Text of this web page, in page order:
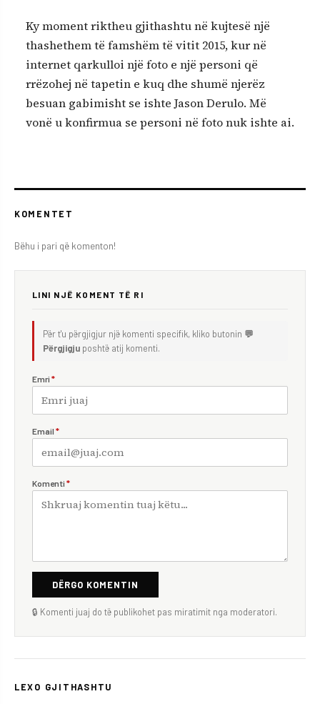
Ky moment riktheu gjithashtu në kujtesë një
thashethem të famshëm të vitit 2015, kur në
internet qarkulloi një foto e një personi që
rrëzohej në tapetin e kuq dhe shumë njerëz
besuan gabimisht se ishte Jason Derulo. Më
vonë u konfirmua se personi në foto nuk ishte ai.
KOMENTET
Bëhu i pari që komenton!
LINI NJË KOMENT TË RI
Për t'u përgjigjur një komenti specifik, kliko butonin 💬
Përgjigju poshtë atij komenti.
Emri *
Email *
Komenti *
DËRGO KOMENTIN
🔒 Komenti juaj do të publikohet pas miratimit nga moderatori.
LEXO GJITHASHTU